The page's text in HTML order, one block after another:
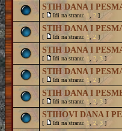
STIH DANA I
[ Idi na stranu: 1 2 ]
STIH DANA I
[ Idi na stranu: 1 2 ]
STIH DANA I
[ Idi na stranu: 1 2 3 ]
STIH DANA I
[ Idi na stranu: 1 2 ]
STIH DANA I
[ Idi na stranu: 1 2 3 ]
STIHOVI DANA I
[ Idi na stranu: 1 2 3 ]